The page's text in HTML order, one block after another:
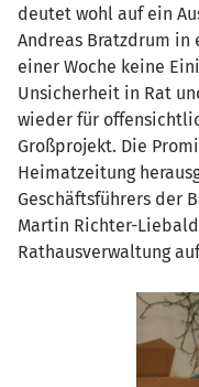
deutet wohl auf ein
Andreas Bratzdrum
einer Woche keine
Unsicherheit in Rat
wieder für
Großprojekt. Die
Heimatzeitung
Geschäftsführers der
Martin Richter-
Rathausverwaltung